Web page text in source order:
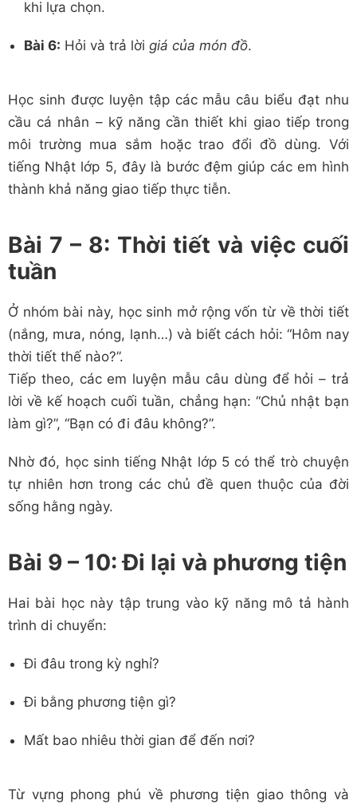
khi lựa chọn.
Bài 6: Hỏi và trả lời giá của món đồ.
Học sinh được luyện tập các mẫu câu biểu đạt nhu
cầu cá nhân – kỹ năng cần thiết khi giao tiếp trong
môi trường mua sắm hoặc trao đổi đồ dùng. Với
tiếng Nhật lớp 5, đây là bước đệm giúp các em hình
thành khả năng giao tiếp thực tiễn.
Bài 7 – 8: Thời tiết và việc cuối
tuần
Ở nhóm bài này, học sinh mở rộng vốn từ về thời tiết
(nắng, mưa, nóng, lạnh…) và biết cách hỏi: “Hôm nay
thời tiết thế nào?”.
Tiếp theo, các em luyện mẫu câu dùng để hỏi – trả
lời về kế hoạch cuối tuần, chẳng hạn: “Chủ nhật bạn
làm gì?”, “Bạn có đi đâu không?”.
Nhờ đó, học sinh tiếng Nhật lớp 5 có thể trò chuyện
tự nhiên hơn trong các chủ đề quen thuộc của đời
sống hằng ngày.
Bài 9 – 10: Đi lại và phương tiện
Hai bài học này tập trung vào kỹ năng mô tả hành
trình di chuyển:
Đi đâu trong kỳ nghỉ?
Đi bằng phương tiện gì?
Mất bao nhiêu thời gian để đến nơi?
Từ vựng phong phú về phương tiện giao thông và